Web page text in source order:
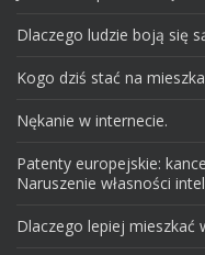
Dlaczego ludzie boją się
Kogo dziś stać na
Nękanie w internecie.
Patenty europejskie:
Naruszenie własności
Dlaczego lepiej mieszkać